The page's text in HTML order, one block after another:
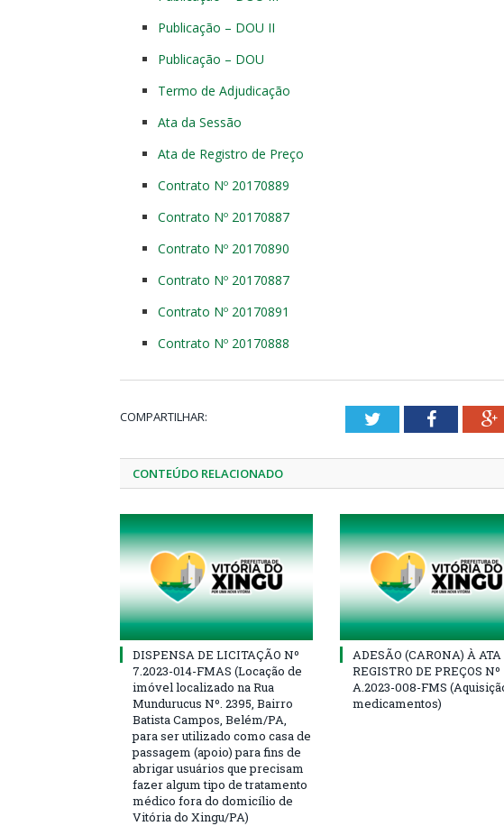
Publicação – DOU II
Publicação – DOU
Termo de Adjudicação
Ata da Sessão
Ata de Registro de Preço
Contrato Nº 20170889
Contrato Nº 20170887
Contrato Nº 20170890
Contrato Nº 20170887
Contrato Nº 20170891
Contrato Nº 20170888
COMPARTILHAR: TwitterFacebook
CONTEÚDO RELACIONADO
DISPENSA DE LICITAÇÃO Nº
7.2023-014-FMAS (Locação de
imóvel localizado na Rua
Mundurucus Nº. 2395, Bairro
Batista Campos, Belém/PA,
para ser utilizado como casa de
passagem (apoio) para fins de
abrigar usuários que precisam
fazer algum tipo de tratamento
médico fora do domicílio de
Vitória do Xingu/PA)
ADESÃO (CARONA) À ATA
REGISTRO DE PREÇOS Nº
A.2023-008-FMS
medicamentos)